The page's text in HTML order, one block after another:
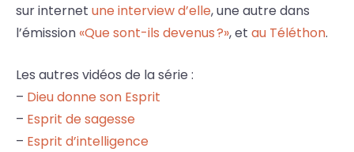
sur internet une interview d’elle, une autre dans
l’émission «Que sont-ils devenus ?», et au Téléthon.
Les autres vidéos de la série :
– Dieu donne son Esprit
– Esprit de sagesse
– Esprit d’intelligence